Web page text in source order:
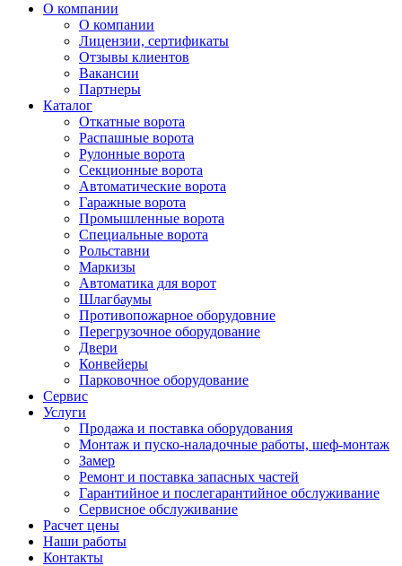
О компании
О компании
Лицензии, сертификаты
Отзывы клиентов
Вакансии
Партнеры
Каталог
Откатные ворота
Распашные ворота
Рулонные ворота
Секционные ворота
Автоматические ворота
Гаражные ворота
Промышленные ворота
Специальные ворота
Рольставни
Маркизы
Автоматика для ворот
Шлагбаумы
Противопожарное оборудовние
Перегрузочное оборудование
Двери
Конвейеры
Парковочное оборудование
Сервис
Услуги
Продажа и поставка оборудования
Монтаж и пуско-наладочные работы, шеф-монтаж
Замер
Ремонт и поставка запасных частей
Гарантийное и послегарантийное обслуживание
Сервисное обслуживание
Расчет цены
Наши работы
Контакты